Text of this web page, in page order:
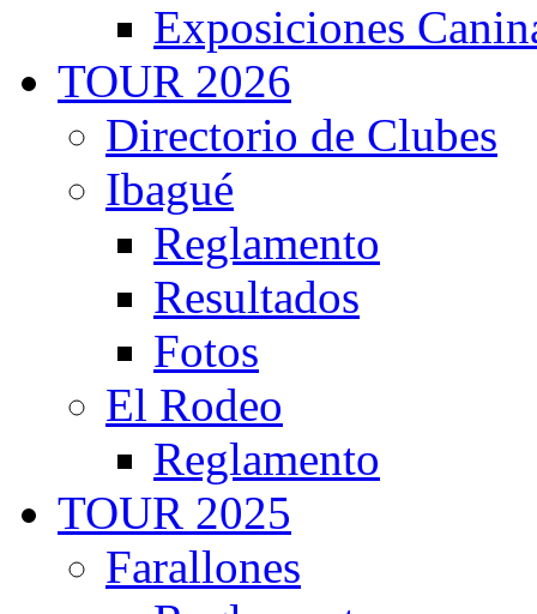
Exposiciones
TOUR 2026
Directorio de Clubes
Ibagué
Reglamento
Resultados
Fotos
El Rodeo
Reglamento
TOUR 2025
Farallones